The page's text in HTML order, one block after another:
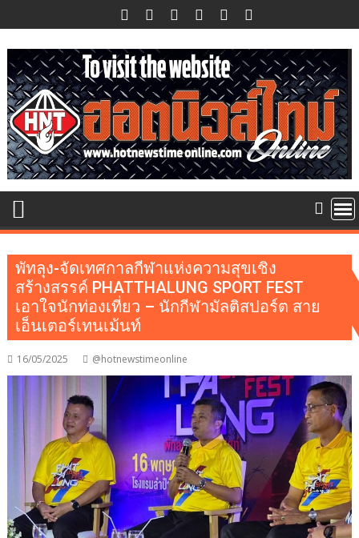
to
content
พัทลุง-จัดเทศกาลกีฬาแห่งความสุขเชิง
สร้างสรรค์ PHATTHALUNG SPORT FEST
เอาใจนักท่องเที่ยว – นักกีฬามัลติสปอร์ต สาย
เอ็นเตอร์เทนเม้นท์
16/05/2025 @hotnewstimeonline